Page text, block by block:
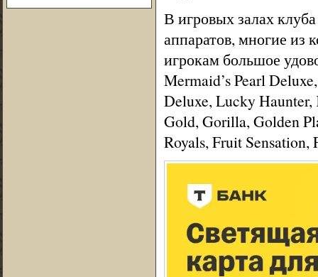
В игровых залах
аппаратов, многие из
игрокам большое
Mermaid’s Pearl
Deluxe, Lucky Haunter,
Gold, Gorilla, Golden
Royals, Fruit